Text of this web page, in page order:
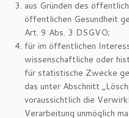
aus Gründen des
öffentlichen Gesundheit
Art. 9 Abs. 3 DSGVO;
für im öffentlichen
wissenschaftliche oder
für statistische Zwecke
das unter Abschnitt
voraussichtlich die
Verarbeitung unmöglich